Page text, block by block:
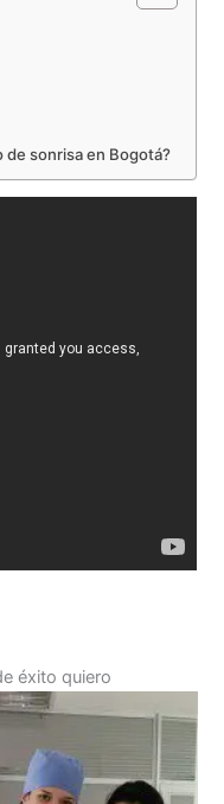
de sonrisa en Bogotá?
éxito quiero